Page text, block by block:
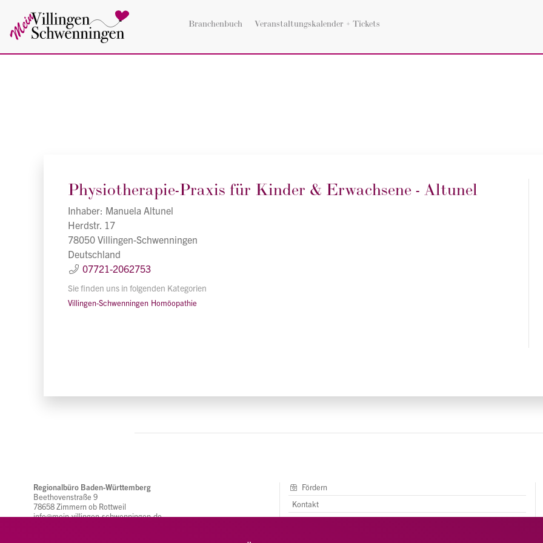
Branchenbuch Veranstaltungskalender + Tickets
Physiotherapie-Praxis für Kinder & Erwachsene - Altunel
Inhaber: Manuela Altunel
Herdstr. 17
78050 Villingen-Schwenningen
Deutschland
07721-2062753
Sie finden uns in folgenden Kategorien
Villingen-Schwenningen Homöopathie
Regionalbüro Baden-Württemberg
Beethovenstraße 9
78658 Zimmern ob Rottweil
info@mein-villingen-schwenningen.de
Fördern
Kontakt